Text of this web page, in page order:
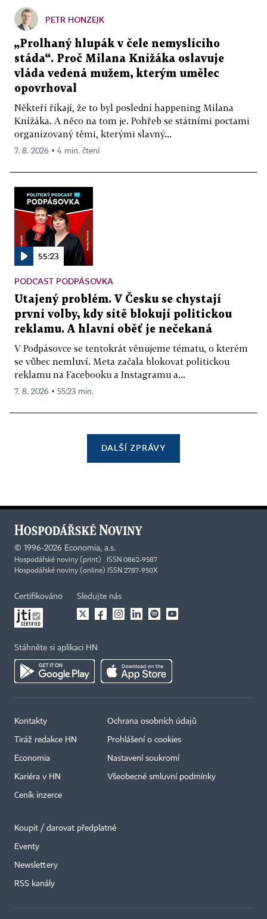
PETR HONZEJK
„Prolhaný hlupák v čele nemyslícího
stáda“. Proč Milana Knížáka oslavuje
vláda vedená mužem, kterým umělec
opovrhoval
Někteří říkají, že to byl poslední happening Milana
Knížáka. A něco na tom je. Pohřeb se státními poctami
organizovaný těmi, kterými slavný...
7. 8. 2026 ▪ 4 min. čtení
55:23
PODCAST PODPÁSOVKA
Utajený problém. V Česku se chystají
první volby, kdy sítě blokují politickou
reklamu. A hlavní oběť je nečekaná
V Podpásovce se tentokrát věnujeme tématu, o kterém
se vůbec nemluví. Meta začala blokovat politickou
reklamu na Facebooku a Instagramu a...
7. 8. 2026 ▪ 55:23 min.
DALŠÍ ZPRÁVY
© 1996-2026 Economia, a.s.
Hospodářské noviny (print) ISSN 0862-9587
Hospodářské noviny (online) ISSN 2787-950X
Certifikováno Sledujte nás
Stáhněte si aplikaci HN
Kontakty
Tiráž redakce HN
Economia
Kariéra v HN
Ceník inzerce
Ochrana osobních údajů
Prohlášení o cookies
Nastavení soukromí
Všeobecné smluvní podmínky
Koupit / darovat předplatné
Eventy
Newslettery
RSS kanály